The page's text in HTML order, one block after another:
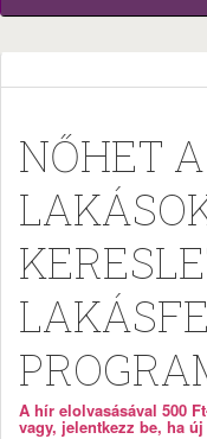
NŐHET
A hír elolvasásával 500
vagy, jelentkezz be, ha